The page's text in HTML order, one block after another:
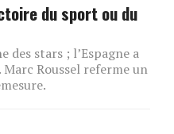
du sport ou du
des stars ; l’Espagne a
Roussel referme un